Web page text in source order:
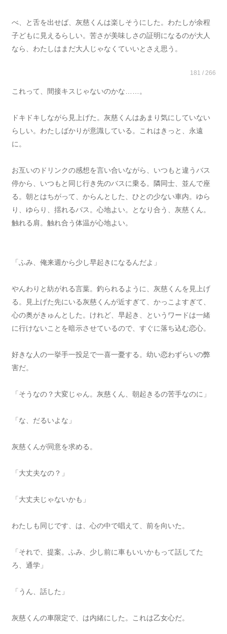
べ、と舌を出せば、灰慈くんは楽しそうにした。わたしが余程
子どもに見えるらしい。苦さが美味しさの証明になるのが大人
なら、わたしはまだ大人じゃなくていいとさえ思う。
181 / 266
これって、間接キスじゃないのかな……。
ドキドキしながら見上げた。灰慈くんはあまり気にしていない
らしい。わたしばかりが意識している。これはきっと、永遠
に。
お互いのドリンクの感想を言い合いながら、いつもと違うバス
停から、いつもと同じ行き先のバスに乗る。隣同士、並んで座
る。朝とはちがって、からんとした、ひとの少ない車内。ゆら
り、ゆらり、揺れるバス。心地よい。となり合う、灰慈くん。
触れる肩。触れ合う体温が心地よい。
「ふみ、俺来週から少し早起きになるんだよ」
やんわりと紡がれる言葉。釣られるように、灰慈くんを見上げ
る。見上げた先にいる灰慈くんが近すぎて、かっこよすぎて、
心の奥がきゅんとした。けれど、早起き、というワードは一緒
に行けないことを暗示させているので、すぐに落ち込む恋心。
好きな人の一挙手一投足で一喜一憂する。幼い恋わずらいの弊
害だ。
「そうなの？大変じゃん。灰慈くん、朝起きるの苦手なのに」
「な、だるいよな」
灰慈くんが同意を求める。
「大丈夫なの？」
「大丈夫じゃないかも」
わたしも同じです、は、心の中で唱えて、前を向いた。
「それで、提案。ふみ、少し前に車もいいかもって話してた
ろ、通学」
「うん、話した」
灰慈くんの車限定で、は内緒にした。これは乙女心だ。